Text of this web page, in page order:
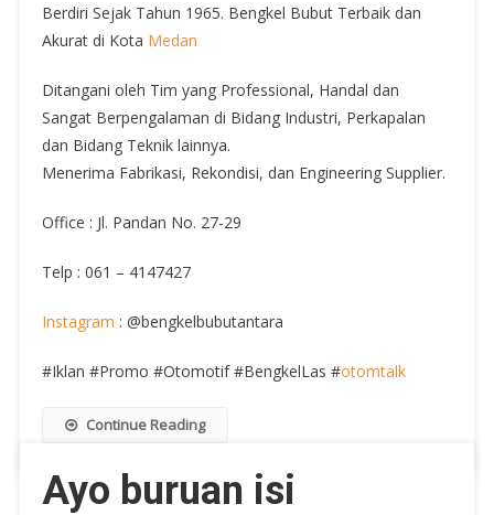
Berdiri Sejak Tahun 1965. Bengkel Bubut Terbaik dan
Akurat di Kota Medan
Ditangani oleh Tim yang Professional, Handal dan
Sangat Berpengalaman di Bidang Industri, Perkapalan
dan Bidang Teknik lainnya.
Menerima Fabrikasi, Rekondisi, dan Engineering Supplier.
Office : Jl. Pandan No. 27-29
Telp : 061 – 4147427
Instagram : @bengkelbubutantara
#Iklan #Promo #Otomotif #BengkelLas #otomtalk
Continue Reading
Ayo buruan isi